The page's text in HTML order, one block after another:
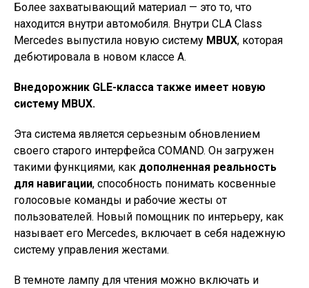
Более захватывающий материал — это то, что
находится внутри автомобиля. Внутри CLA Class
Mercedes выпустила новую систему MBUX, которая
дебютировала в новом классе A.
Внедорожник GLE-класса также имеет новую
систему MBUX.
Эта система является серьезным обновлением
своего старого интерфейса COMAND. Он загружен
такими функциями, как дополненная реальность
для навигации, способность понимать косвенные
голосовые команды и рабочие жесты от
пользователей. Новый помощник по интерьеру, как
называет его Mercedes, включает в себя надежную
систему управления жестами.
В темноте лампу для чтения можно включать и